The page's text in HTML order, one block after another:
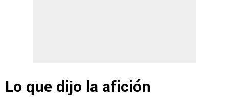
Lo que dijo la afición